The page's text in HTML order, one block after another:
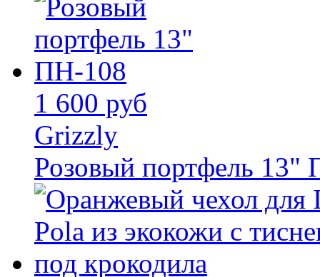
1 600 руб
Grizzly
Розовый портфель 13"